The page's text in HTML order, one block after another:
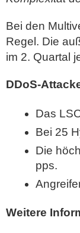
Bei den
Regel. Die
im 2. Quartal
DDoS-
Das
Bei 25
Die
pps.
Weitere